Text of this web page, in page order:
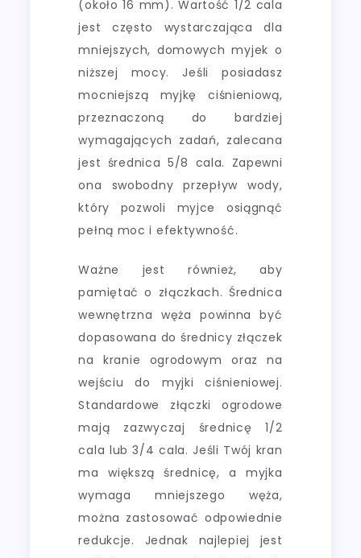
(około 16 mm). Wartość 1/2 cala
jest często wystarczająca dla
mniejszych, domowych myjek o
niższej mocy. Jeśli posiadasz
mocniejszą myjkę ciśnieniową,
przeznaczoną do bardziej
wymagających zadań, zalecana
jest średnica 5/8 cala. Zapewni
ona swobodny przepływ wody,
który pozwoli myjce osiągnąć
pełną moc i efektywność.
Ważne jest również, aby
pamiętać o złączkach. Średnica
wewnętrzna węża powinna być
dopasowana do średnicy złączek
na kranie ogrodowym oraz na
wejściu do myjki ciśnieniowej.
Standardowe złączki ogrodowe
mają zazwyczaj średnicę 1/2
cala lub 3/4 cala. Jeśli Twój kran
ma większą średnicę, a myjka
wymaga mniejszego węża,
można zastosować odpowiednie
redukcje. Jednak najlepiej jest